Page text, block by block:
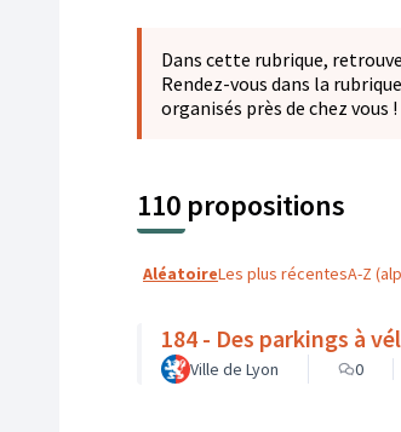
Dans cette rubrique,
Rendez-vous dans la rubrique
organisés près de chez vous !
110 propositions
AléatoireLes plus récentesA-Z
184 - Des parkings à
Ville de Lyon 0